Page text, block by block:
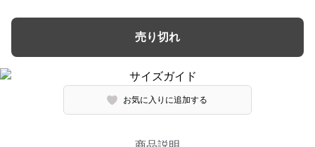
売り切れ
お気に入りに追加する